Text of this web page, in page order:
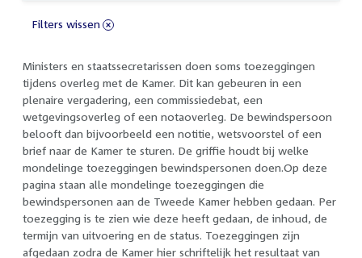
Ministers en staatssecretarissen doen soms toezeggingen
tijdens overleg met de Kamer. Dit kan gebeuren in een
plenaire vergadering, een commissiedebat, een
wetgevingsoverleg of een notaoverleg. De bewindspersoon
belooft dan bijvoorbeeld een notitie, wetsvoorstel of een
brief naar de Kamer te sturen. De griffie houdt bij welke
mondelinge toezeggingen bewindspersonen doen.Op deze
pagina staan alle mondelinge toezeggingen die
bewindspersonen aan de Tweede Kamer hebben gedaan. Per
toezegging is te zien wie deze heeft gedaan, de inhoud, de
termijn van uitvoering en de status. Toezeggingen zijn
afgedaan zodra de Kamer hier schriftelijk het resultaat van
Filters wissen